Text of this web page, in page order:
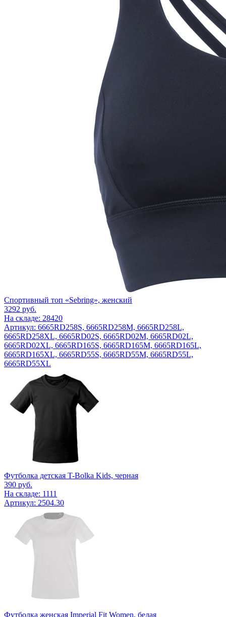
Спортивный топ «Sebring», женский
3292 руб.
На складе: 28420
Артикул: 6665RD258S, 6665RD258M, 6665RD258L,
6665RD258XL, 6665RD02S, 6665RD02M, 6665RD02L,
6665RD02XL, 6665RD165S, 6665RD165M, 6665RD165L,
6665RD165XL, 6665RD55S, 6665RD55M, 6665RD55L,
6665RD55XL
Футболка детская T-Bolka Kids, черная
390 руб.
На складе: 1111
Артикул: 2504.30
Футболка женская Imperial Fit Women, белая